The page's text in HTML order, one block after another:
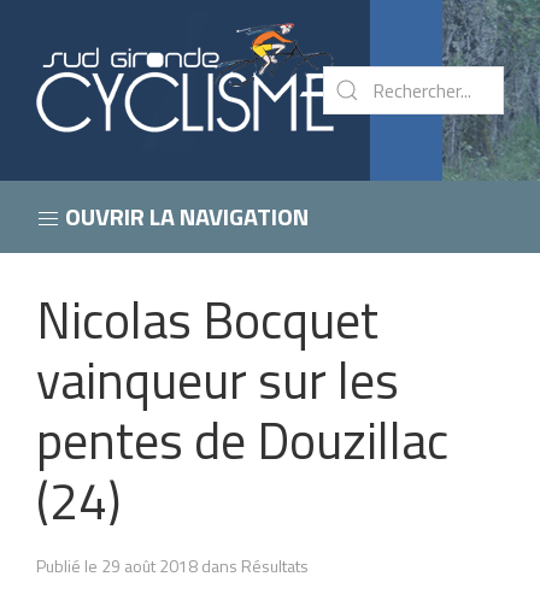
OUVRIR LA NAVIGATION
Nicolas Bocquet
vainqueur sur les
pentes de Douzillac
(24)
Publié le 29 août 2018 dans Résultats